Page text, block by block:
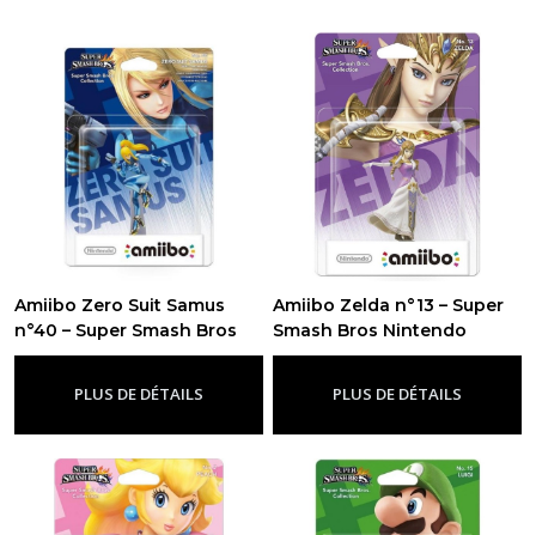
Amiibo Zero Suit Samus
n°40 – Super Smash Bros
Nintendo-Super Smash Bros
PLUS DE DÉTAILS
Amiibo Zelda n°13 – Super
Smash Bros Nintendo
Officiel-Super Smash Bros
PLUS DE DÉTAILS